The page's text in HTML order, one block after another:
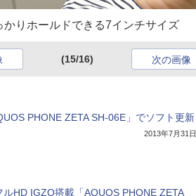
かりホールドできる7インチサイズ
(15/16) 次の画像
PHONE ZETA SH-06E」でソフト更新
2013年7月31日
HD IGZO搭載「AQUOS PHONE ZETA